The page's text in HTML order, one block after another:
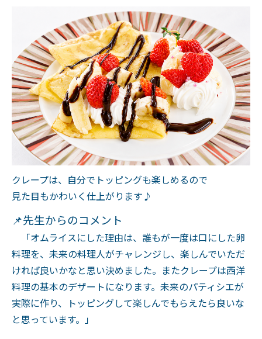
クレープは、自分でトッピングも楽しめるので
見た目もかわいく仕上がります♪
📌先生からのコメント
「オムライスにした理由は、誰もが一度は口にした卵
料理を、未来の料理人がチャレンジし、楽しんでいただ
ければ良いかなと思い決めました。またクレープは西洋
料理の基本のデザートになります。未来のパティシエが
実際に作り、トッピングして楽しんでもらえたら良いな
と思っています。」